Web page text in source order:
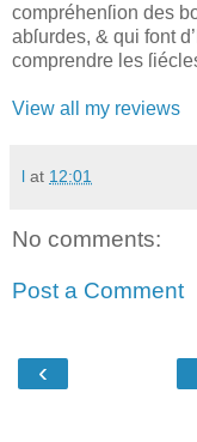
compréhenſion des
abſurdes, & qui font
comprendre les
View all my reviews
l at 12:01
No comments:
Post a Comment
‹